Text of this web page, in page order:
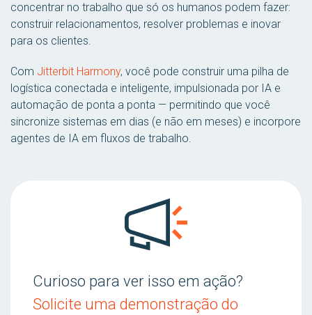
concentrar no trabalho que só os humanos podem fazer:
construir relacionamentos, resolver problemas e inovar
para os clientes.
Com Jitterbit Harmony, você pode construir uma pilha de
logística conectada e inteligente, impulsionada por IA e
automação de ponta a ponta — permitindo que você
sincronize sistemas em dias (e não em meses) e incorpore
agentes de IA em fluxos de trabalho.
Curioso para ver isso em ação?
Solicite uma demonstração do